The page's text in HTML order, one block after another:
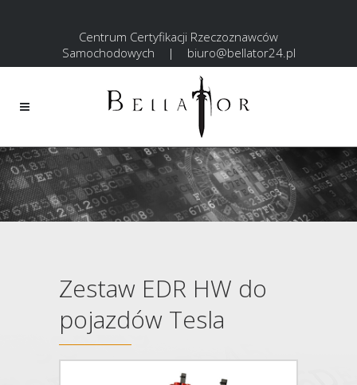
Centrum Certyfikacji Rzeczoznawców
Samochodowych
| biuro@bellator24.pl
Zestaw EDR HW do
pojazdów Tesla